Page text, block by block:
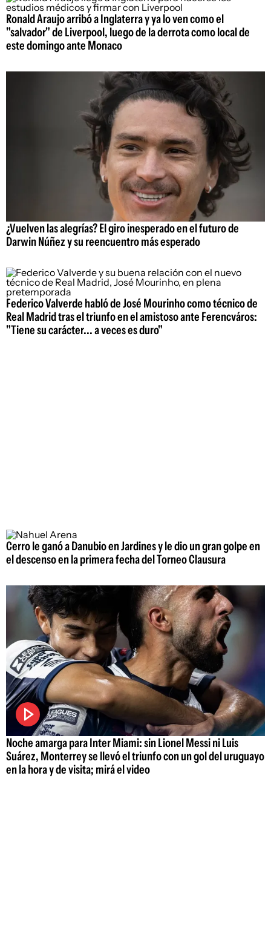
Ronald Araujo arribó a Inglaterra y ya lo ven como el
"salvador" de Liverpool, luego de la derrota como local de
este domingo ante Monaco
¿Vuelven las alegrías? El giro inesperado en el futuro de
Darwin Núñez y su reencuentro más esperado
Federico Valverde habló de José Mourinho como técnico de
Real Madrid tras el triunfo en el amistoso ante Ferencváros:
"Tiene su carácter... a veces es duro"
Cerro le ganó a Danubio en Jardines y le dio un gran golpe en
el descenso en la primera fecha del Torneo Clausura
Noche amarga para Inter Miami: sin Lionel Messi ni Luis
Suárez, Monterrey se llevó el triunfo con un gol del uruguayo
en la hora y de visita; mirá el video